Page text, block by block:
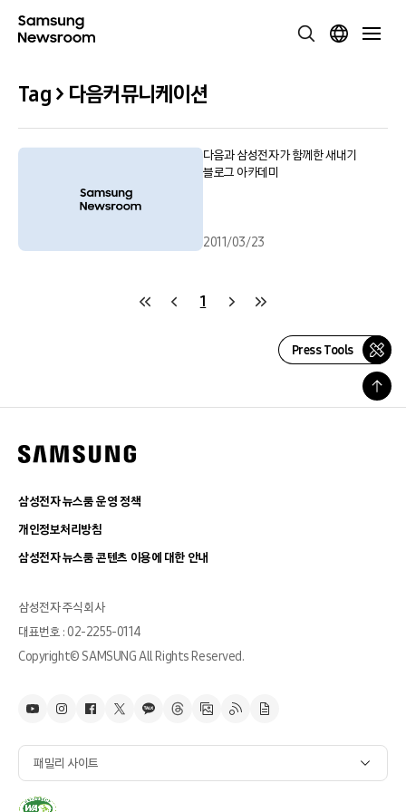
Tag > 다음커뮤니케이션
다음과 삼성전자가 함께한 새내기
블로그 아카데미
2011/03/23
1
Press Tools
삼성전자 뉴스룸 운영 정책
개인정보처리방침
삼성전자 뉴스룸 콘텐츠 이용에 대한 안내
삼성전자 주식회사
대표번호 : 02-2255-0114
Copyright© SAMSUNG All Rights Reserved.
패밀리 사이트